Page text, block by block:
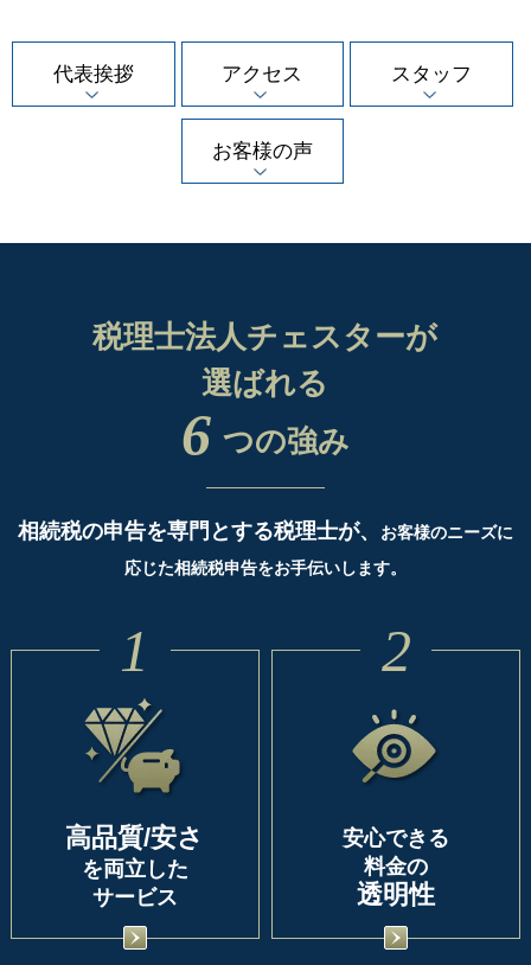
代表挨拶 アクセス スタッフ
お客様の声
税理士法人チェスターが
選ばれる
6 つの強み
相続税の申告を専門とする税理士が、
お客様のニーズに
応じた相続税申告をお手伝いします。
1
高品質/安さ
を両立した
サービス
2
安心できる
料金の
透明性